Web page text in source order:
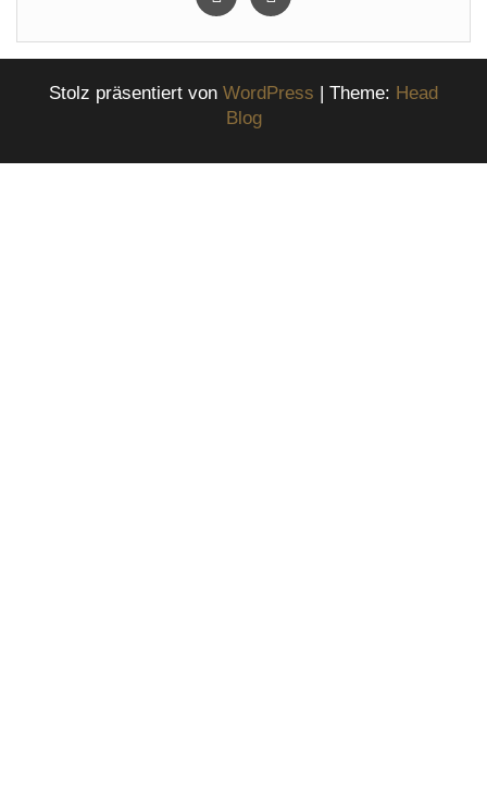
Stolz präsentiert von WordPress | Theme: Head
Blog